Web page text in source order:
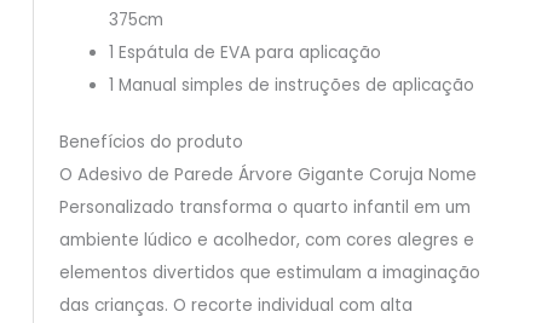
375cm
1 Espátula de EVA para aplicação
1 Manual simples de instruções de aplicação
Benefícios do produto
O Adesivo de Parede Árvore Gigante Coruja Nome
Personalizado transforma o quarto infantil em um
ambiente lúdico e acolhedor, com cores alegres e
elementos divertidos que estimulam a imaginação
das crianças. O recorte individual com alta